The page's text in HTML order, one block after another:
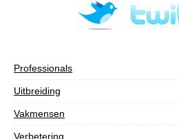
Professionals
Uitbreiding
Vakmensen
Verbetering